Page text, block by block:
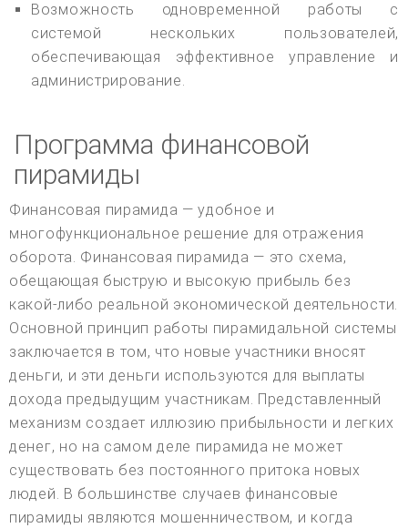
Возможность одновременной работы с
системой нескольких пользователей,
обеспечивающая эффективное управление и
администрирование.
Программа финансовой
пирамиды
Финансовая пирамида — удобное и
многофункциональное решение для отражения
оборота. Финансовая пирамида — это схема,
обещающая быструю и высокую прибыль без
какой-либо реальной экономической деятельности.
Основной принцип работы пирамидальной системы
заключается в том, что новые участники вносят
деньги, и эти деньги используются для выплаты
дохода предыдущим участникам. Представленный
механизм создает иллюзию прибыльности и легких
денег, но на самом деле пирамида не может
существовать без постоянного притока новых
людей. В большинстве случаев финансовые
пирамиды являются мошенничеством, и когда